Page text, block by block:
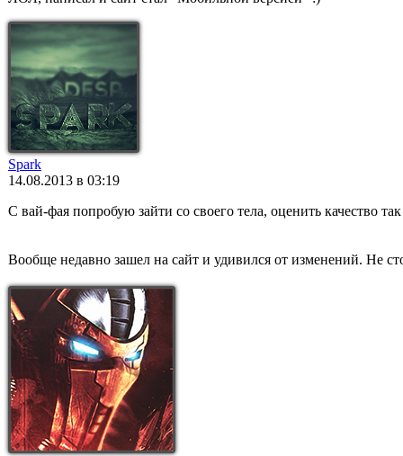
Spark
14.08.2013 в 03:19
С вай-фая попробую зайти со своего тела, оценить качество
Вообще недавно зашел на сайт и удивился от изменений. Не